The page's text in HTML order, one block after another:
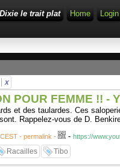
le trait plat Home Login
x
POUR FEMME !! -
et des taulardes. Ces
Rappelez-vous de D.
- permalink - - https://
Racailles Tibo